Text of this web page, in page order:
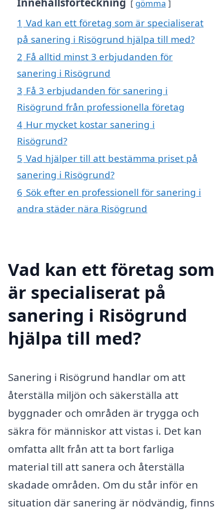
gömma
1 Vad kan ett företag som är specialiserat
på sanering i Risögrund hjälpa till med?
2 Få alltid minst 3 erbjudanden för
sanering i Risögrund
3 Få 3 erbjudanden för sanering i
Risögrund från professionella företag
4 Hur mycket kostar sanering i
Risögrund?
5 Vad hjälper till att bestämma priset på
sanering i Risögrund?
6 Sök efter en professionell för sanering i
andra städer nära Risögrund
Vad kan ett företag som
är specialiserat på
sanering i Risögrund
hjälpa till med?
Sanering i Risögrund handlar om att
återställa miljön och säkerställa att
byggnader och områden är trygga och
säkra för människor att vistas i. Det kan
omfatta allt från att ta bort farliga
material till att sanera och återställa
skadade områden. Om du står inför en
situation där sanering är nödvändig, finns